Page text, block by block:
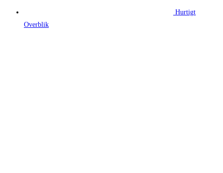
Hurtigt
Overblik